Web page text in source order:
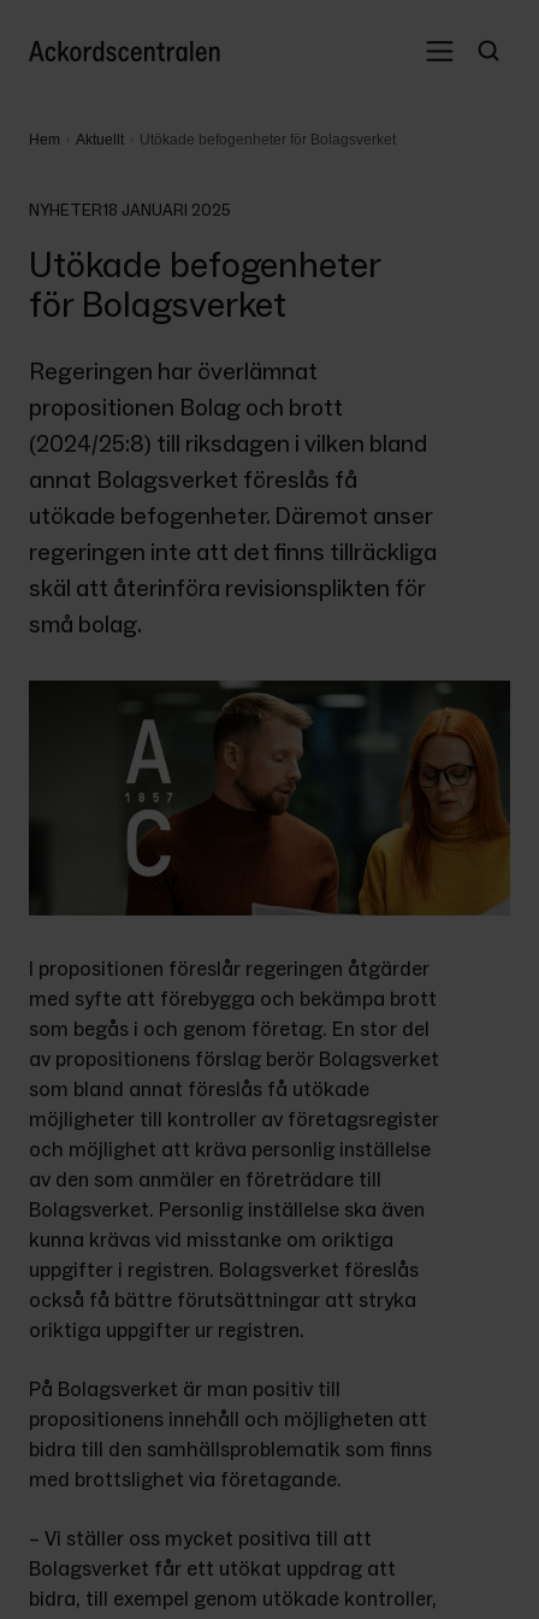
Hem Aktuellt Utökade befogenheter för Bolagsverket
NYHETER18 JANUARI 2025
Utökade befogenheter
för Bolagsverket
Regeringen har överlämnat
propositionen Bolag och brott
(2024/25:8) till riksdagen i vilken bland
annat Bolagsverket föreslås få
utökade befogenheter. Däremot anser
regeringen inte att det finns tillräckliga
skäl att återinföra revisionsplikten för
små bolag.
I propositionen föreslår regeringen åtgärder
med syfte att förebygga och bekämpa brott
som begås i och genom företag. En stor del
av propositionens förslag berör Bolagsverket
som bland annat föreslås få utökade
möjligheter till kontroller av företagsregister
och möjlighet att kräva personlig inställelse
av den som anmäler en företrädare till
Bolagsverket. Personlig inställelse ska även
kunna krävas vid misstanke om oriktiga
uppgifter i registren. Bolagsverket föreslås
också få bättre förutsättningar att stryka
oriktiga uppgifter ur registren.
På Bolagsverket är man positiv till
propositionens innehåll och möjligheten att
bidra till den samhällsproblematik som finns
med brottslighet via företagande.
– Vi ställer oss mycket positiva till att
Bolagsverket får ett utökat uppdrag att
bidra, till exempel genom utökade kontroller,